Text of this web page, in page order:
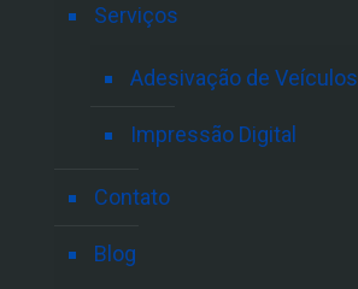
Serviços
Adesivação de Veículos
Impressão Digital
Contato
Blog